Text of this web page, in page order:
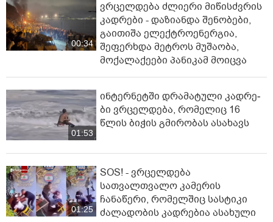
00:34
ვრცელდება ძლიერი მიწისძვრის
კადრები - დაზიანდა შენობები,
გაითიშა ელექტროენერგია,
შეფერხდა მეტროს მუშაობა,
მოქალაქეები პანიკამ მოიცვა
01:53
ინ­ტერ­ნეტ­ში დრა­მა­ტუ­ლი კად­რე­
ბი ვრცელდება, რომელიც 16
წლის ბიჭის გმირობას ასახავს
01:25
SOS! - ვრცელდება
სათვალთვალო კამერის
ჩანაწერი, რომელშიც სასტიკი
ძალადობის კადრებია ასახული